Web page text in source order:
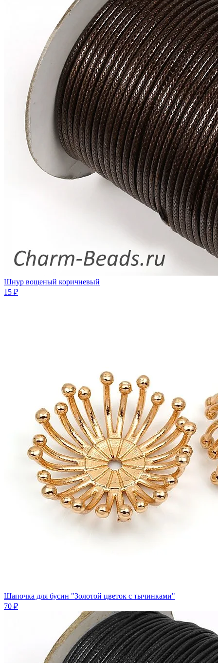
Шнур вощеный коричневый
15 ₽
Шапочка для бусин "Золотой цветок с тычинками"
70 ₽